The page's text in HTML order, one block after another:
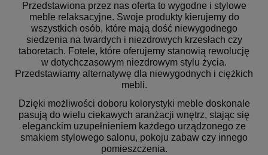
Przedstawiona przez nas oferta to wygodne i stylowe
meble relaksacyjne. Swoje produkty kierujemy do
wszystkich osób, które mają dość niewygodnego
siedzenia na twardych i niezdrowych krzesłach czy
taboretach. Fotele, które oferujemy stanowią rewolucję
w dotychczasowym niezdrowym stylu życia.
Przedstawiamy alternatywę dla niewygodnych i ciężkich
mebli.
Dzięki możliwości doboru kolorystyki meble doskonale
pasują do wielu ciekawych aranżacji wnętrz, stając się
eleganckim uzupełnieniem każdego urządzonego ze
smakiem stylowego salonu, pokoju zabaw czy innego
pomieszczenia.